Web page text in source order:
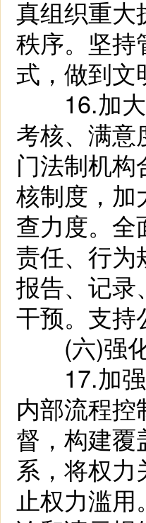
真组织重大
秩序。坚持
式，做到文
16.加大
考核、满意
门法制机
核制度，加
查力度。全
责任、行为
报告、记录
干预。支持
(六)强化
17.加强
内部流程
督，构建覆
系，将权
止权力滥用